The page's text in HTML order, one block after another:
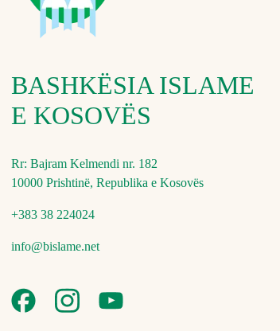
BASHKËSIA ISLAME
E KOSOVËS
Rr: Bajram Kelmendi nr. 182
10000 Prishtinë, Republika e Kosovës
+383 38 224024
info@bislame.net